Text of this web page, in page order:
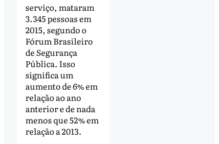
serviço, mataram
3.345 pessoas em
2015, segundo o
Fórum Brasileiro
de Segurança
Pública. Isso
significa um
aumento de 6% em
relação ao ano
anterior e de nada
menos que 52% em
relação a 2013.